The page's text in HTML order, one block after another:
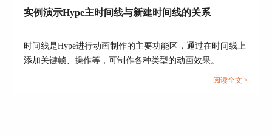
实例演示Hype主时间线与新建时间线的关系
时间线是Hype进行动画制作的主要功能区，通过在时间线上
添加关键帧、操作等，可制作各种类型的动画效果。...
阅读全文 >